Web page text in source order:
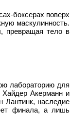
боксерах поверх
маскулинность.
превращая тело в
лабораторию для
Акерманн и
Лантинк, наследие
финала, а лишь